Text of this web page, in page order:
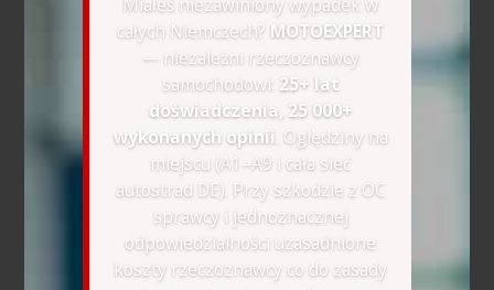
Miałeś niezawiniony wypadek w
całych Niemczech? MOTOEXPERT
— niezależni rzeczoznawcy
samochodowi: 25+ lat
doświadczenia, 25 000+
wykonanych opinii . Oględziny na
miejscu (A1–A9 i cała sieć
autostrad DE). Przy szkodzie z OC
sprawcy i jednoznacznej
odpowiedzialności uzasadnione
koszty rzeczoznawcy co do zasady